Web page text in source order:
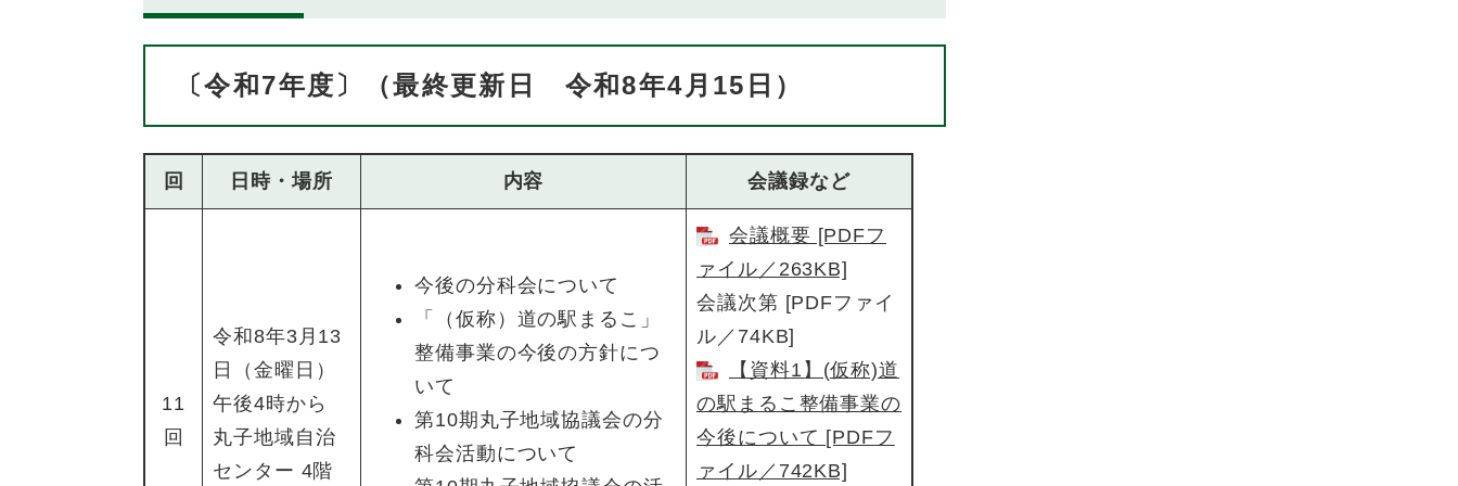
〔令和7年度〕（最終更新日 令和8年4月15日）
回 日時・場所 内容 会議録など
11
回
令和8年3月13
日（金曜日）
午後4時から
丸子地域自治
センター 4階
今後の分科会について
「（仮称）道の駅まるこ」
整備事業の今後の方針につ
いて
第10期丸子地域協議会の分
科会活動について
会議概要 [PDFフ
ァイル／263KB]
会議次第 [PDFファイ
ル／74KB]
【資料1】(仮称)道
の駅まるこ整備事業の
今後について [PDFフ
ァイル／742KB]